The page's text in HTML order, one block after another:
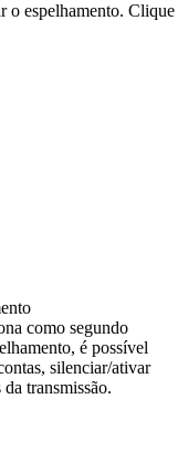
o espelhamento. Clique
como segundo
é possível
silenciar/ativar
transmissão.